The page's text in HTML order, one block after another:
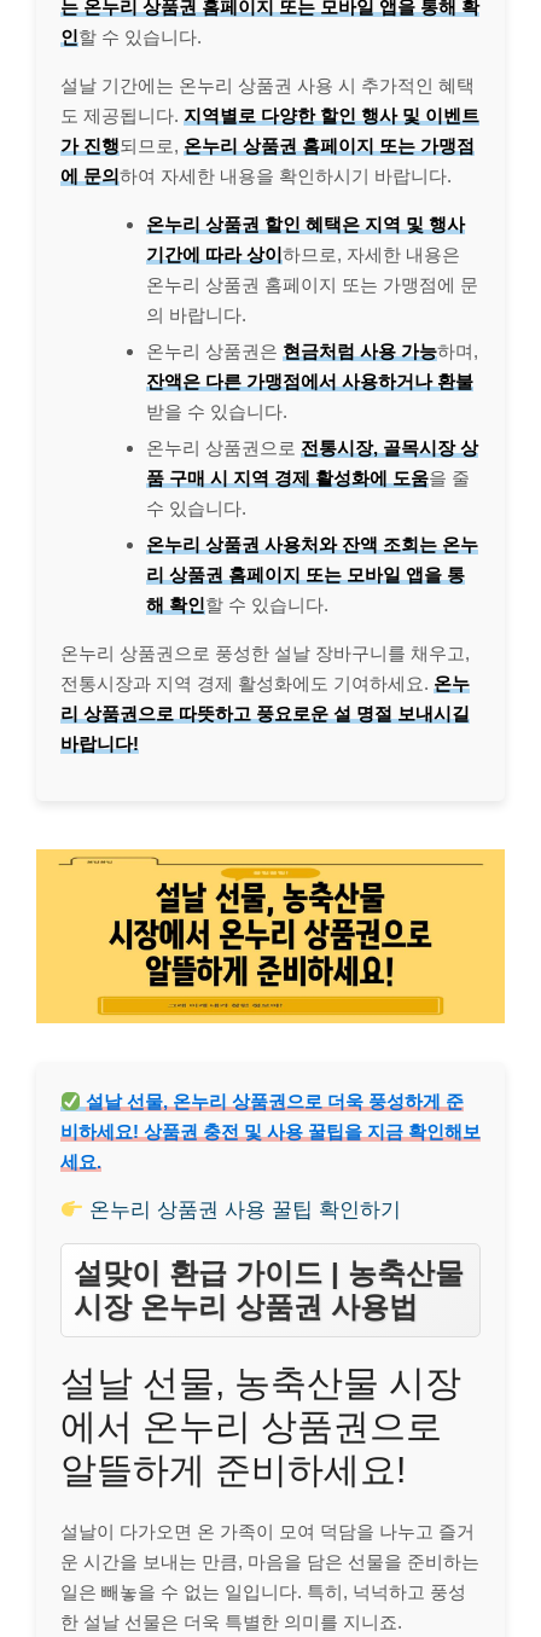
는 온누리 상품권 홈페이지 또는 모바일 앱을 통해 확
인할 수 있습니다.
설날 기간에는 온누리 상품권 사용 시 추가적인 혜택
도 제공됩니다. 지역별로 다양한 할인 행사 및 이벤트
가 진행되므로, 온누리 상품권 홈페이지 또는 가맹점
에 문의하여 자세한 내용을 확인하시기 바랍니다.
온누리 상품권 할인 혜택은 지역 및 행사
기간에 따라 상이하므로, 자세한 내용은
온누리 상품권 홈페이지 또는 가맹점에 문
의 바랍니다.
온누리 상품권은 현금처럼 사용 가능하며,
잔액은 다른 가맹점에서 사용하거나 환불
받을 수 있습니다.
온누리 상품권으로 전통시장, 골목시장 상
품 구매 시 지역 경제 활성화에 도움을 줄
수 있습니다.
온누리 상품권 사용처와 잔액 조회는 온누
리 상품권 홈페이지 또는 모바일 앱을 통
해 확인할 수 있습니다.
온누리 상품권으로 풍성한 설날 장바구니를 채우고,
전통시장과 지역 경제 활성화에도 기여하세요. 온누
리 상품권으로 따뜻하고 풍요로운 설 명절 보내시길
바랍니다!
설날 선물, 온누리 상품권으로 더욱 풍성하게 준
비하세요! 상품권 충전 및 사용 꿀팁을 지금 확인해보
세요.
온누리 상품권 사용 꿀팁 확인하기
설맞이 환급 가이드 | 농축산물
시장 온누리 상품권 사용법
설날 선물, 농축산물 시장
에서 온누리 상품권으로
알뜰하게 준비하세요!
설날이 다가오면 온 가족이 모여 덕담을 나누고 즐거
운 시간을 보내는 만큼, 마음을 담은 선물을 준비하는
일은 빼놓을 수 없는 일입니다. 특히, 넉넉하고 풍성
한 설날 선물은 더욱 특별한 의미를 지니죠.